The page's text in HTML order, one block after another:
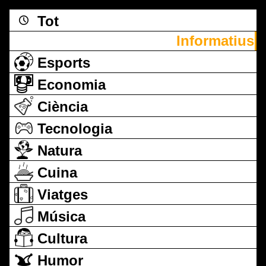
Tot
Informatius
Esports
Economia
Ciència
Tecnologia
Natura
Cuina
Viatges
Música
Cultura
Humor